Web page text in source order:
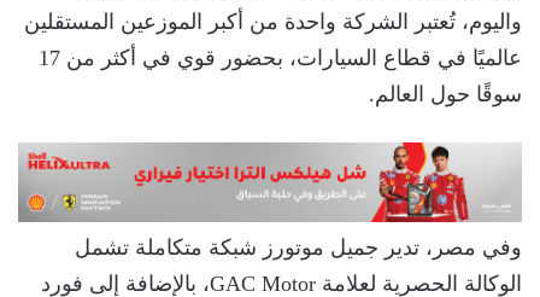
واليوم، تُعتبر الشركة واحدة من أكبر الموزعين المستقلين
عالميًا في قطاع السيارات، بحضور قوي في أكثر من 17
سوقًا حول العالم.
وفي مصر، تدير جميل موتورز شبكة متكاملة تشمل
الوكالة الحصرية لعلامة GAC Motor، بالإضافة إلى فورد